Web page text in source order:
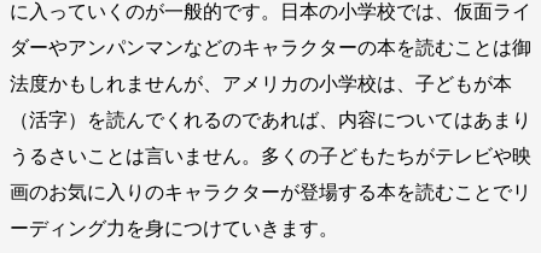
に入っていくのが一般的です。日本の小学校では、仮面ライ
ダーやアンパンマンなどのキャラクターの本を読むことは御
法度かもしれませんが、アメリカの小学校は、子どもが本
（活字）を読んでくれるのであれば、内容についてはあまり
うるさいことは言いません。多くの子どもたちがテレビや映
画のお気に入りのキャラクターが登場する本を読むことでリ
ーディング力を身につけていきます。